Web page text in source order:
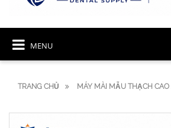
MENU
TRANG CHỦ MÁY MÀI MẪU THẠCH